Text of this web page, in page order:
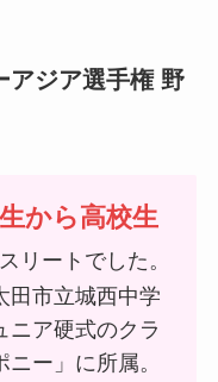
アジア選手権 野
から高校生
リートでした。
田市立城西中学
ニア硬式のクラ
ー」に所属。